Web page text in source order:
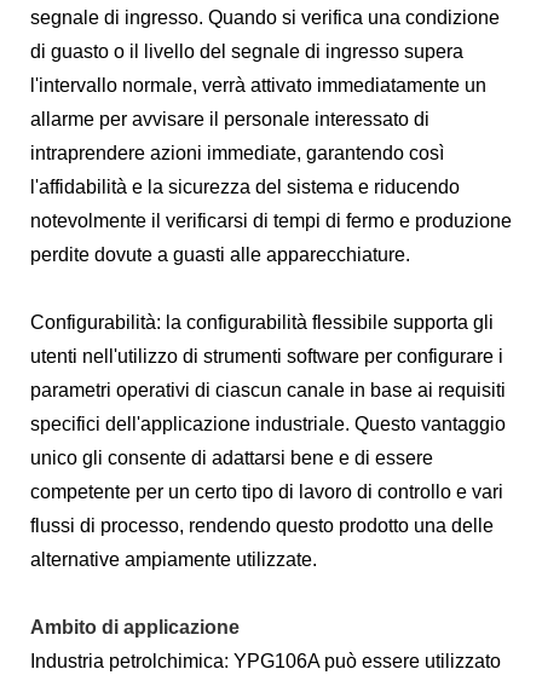
segnale di ingresso. Quando si verifica una condizione
di guasto o il livello del segnale di ingresso supera
l'intervallo normale, verrà attivato immediatamente un
allarme per avvisare il personale interessato di
intraprendere azioni immediate, garantendo così
l'affidabilità e la sicurezza del sistema e riducendo
notevolmente il verificarsi di tempi di fermo e produzione
perdite dovute a guasti alle apparecchiature.
Configurabilità: la configurabilità flessibile supporta gli
utenti nell'utilizzo di strumenti software per configurare i
parametri operativi di ciascun canale in base ai requisiti
specifici dell'applicazione industriale. Questo vantaggio
unico gli consente di adattarsi bene e di essere
competente per un certo tipo di lavoro di controllo e vari
flussi di processo, rendendo questo prodotto una delle
alternative ampiamente utilizzate.
Ambito di applicazione
Industria petrolchimica: YPG106A può essere utilizzato